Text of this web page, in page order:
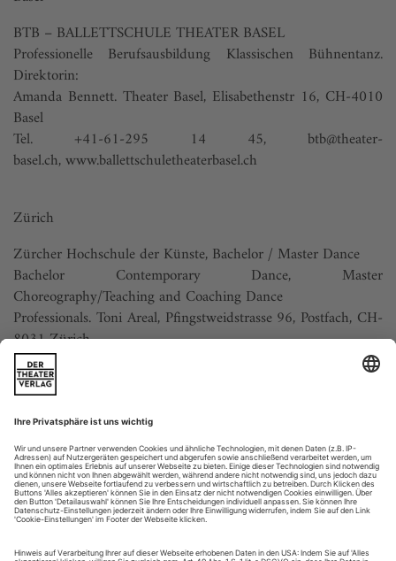
BTB – BALLETTSCHULE THEATER BASEL
Professionelle Berufsausbildung Klassischen Bühnentanz.
Direktorin:
Amanda Bennett. Theater Basel, Elisabethenstr 16, CH-4010
Basel
Tel. +41-61-295 14 45, btb@theater-
basel.ch,www.ballettschuletheaterbasel.ch
Zürich
Zürcher Hochschule der Künste, Bachelor / Master Dance
Bachelor Contemporary Dance, Master
Choreography/Teaching and Coaching Dance
Professionals. Toni Areal, Pfingstweidstrasse 96, Postfach, CH-
8031 Zürich
www.zhdk.ch/tanz
Höhere Fachschule für zeitgenössischen und urbanen
Bühnentanz HF
3-jähriger Vollzeitstudiengang für Zeitgenössischen und
Urbanen Bühnentanz, Pfingstweidstrasse 101, CH-8005
Zürich
Tel. +41-58-568 79 99,info@hf-buehnentanz.ch
buehnentanz.ch